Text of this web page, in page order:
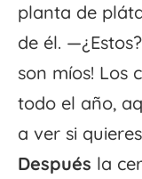
planta de
de él.
son míos! Los
todo el año,
a ver si
Después la